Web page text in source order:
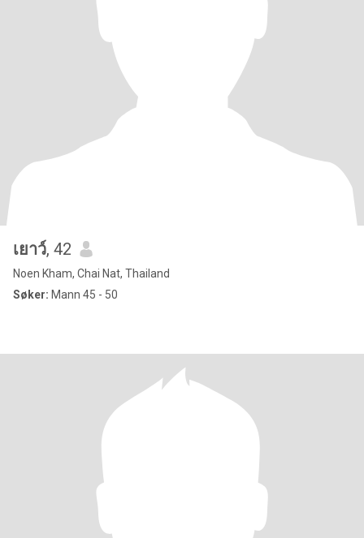
เยาว์, 42
Noen Kham, Chai Nat, Thailand
Søker: Mann 45 - 50